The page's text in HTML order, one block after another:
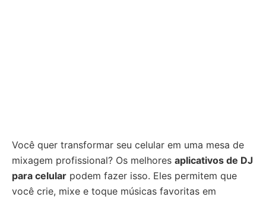
Você quer transformar seu celular em uma mesa de
mixagem profissional? Os melhores aplicativos de DJ
para celular podem fazer isso. Eles permitem que
você crie, mixe e toque músicas favoritas em